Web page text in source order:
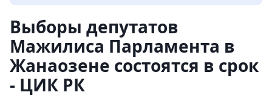
Выборы депутатов
Мажилиса Парламента в
Жанаозене состоятся в срок
- ЦИК РК